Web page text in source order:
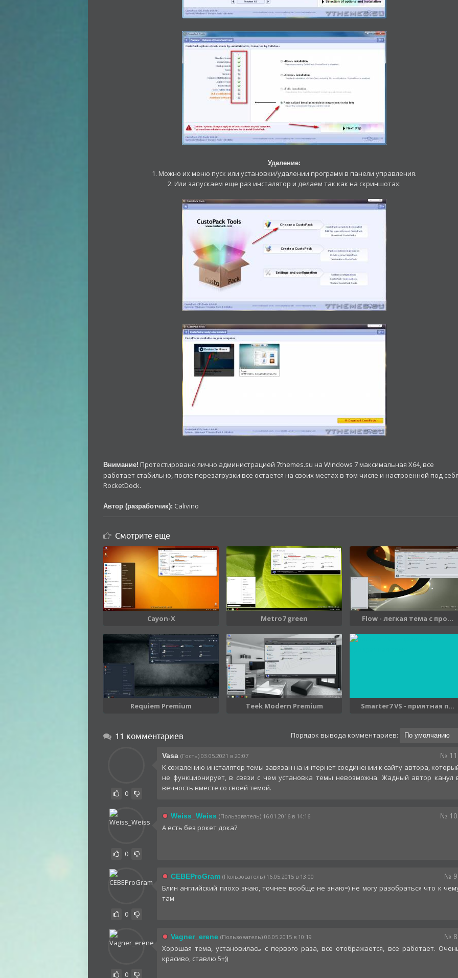
Удаление:
1. Можно их меню пуск или установки/удалении программ в панели управления.
2. Или запускаем еще раз инсталятор и делаем так как на скриншотах:
Внимание! Протестировано лично администрацией 7themes.su на Windows 7 максимальная X64, все
работает стабильно, после перезагрузки все остается на своих местах в том числе и настроенной под
RocketDock.
Автор (разработчик): Calivino
Смотрите еще
Cayon-X Metro7 green Flow - легкая тема с про...
Requiem Premium Teek Modern Premium Smarter7 VS - приятная п...
11 комментариев Порядок вывода комментариев:
0
Vasa (Гость) 03.05.2021 в 20:07 № 11
К сожалению инсталятор темы завязан на интернет соединении к сайту автора,
не функционирует, в связи с чем установка темы невозможна. Жадный автор канул
вечность вместе со своей темой.
0
Weiss_Weiss (Пользователь) 16.01.2016 в 14:16 № 10
А есть без рокет дока?
0
CEBEProGram (Пользователь) 16.05.2015 в 13:00 № 9
Блин английский плохо знаю, точнее вообще не знаю=) не могу разобраться что к
там
0
Vagner_erene (Пользователь) 06.05.2015 в 10:19 № 8
Хорошая тема, установилась с первого раза, все отображается, все работает.
красиво, ставлю 5+))